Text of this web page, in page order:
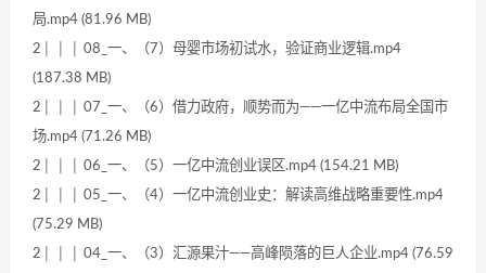
局.mp4 (81.96 MB)
2│ │ │ 08_一、（7）母婴市场初试水，验证商业逻辑.mp4
(187.38 MB)
2│ │ │ 07_一、（6）借力政府，顺势而为——一亿中流布局全国市
场.mp4 (71.26 MB)
2│ │ │ 06_一、（5）一亿中流创业误区.mp4 (154.21 MB)
2│ │ │ 05_一、（4）一亿中流创业史：解读高维战略重要性.mp4
(75.29 MB)
2│ │ │ 04_一、（3）汇源果汁——高峰陨落的巨人企业.mp4 (76.59